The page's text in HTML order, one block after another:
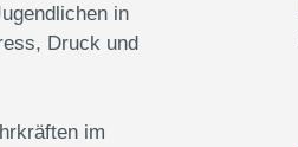
in
Druck und
im